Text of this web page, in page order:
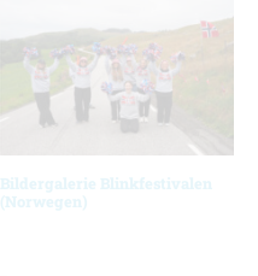
Bildergalerie Blinkfestivalen
(Norwegen)